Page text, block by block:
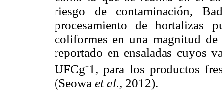
riesgo de contaminación,
procesamiento de hortalizas
coliformes en una magnitud
reportado en ensaladas cuyos
UFCg-1, para los productos
(Seowa et al., 2012).